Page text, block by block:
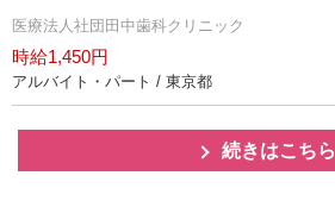
医療法人社団田中歯科クリニック
時給1,450円
アルバイト・パート / 東京都
続きはこちら